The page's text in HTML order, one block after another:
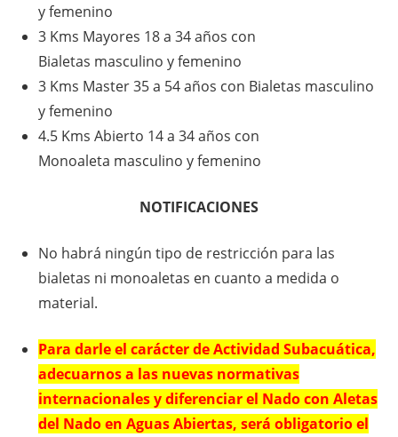
y femenino
3 Kms Mayores 18 a 34 años con
Bialetas masculino y femenino
3 Kms Master 35 a 54 años con Bialetas masculino
y femenino
4.5 Kms Abierto 14 a 34 años con
Monoaleta masculino y femenino
NOTIFICACIONES
No habrá ningún tipo de restricción para las
bialetas ni monoaletas en cuanto a medida o
material.
Para darle el carácter de Actividad Subacuática,
adecuarnos a las nuevas normativas
internacionalesy diferenciar el Nado con Aletas
del Nado en Aguas Abiertas, será obligatorio el